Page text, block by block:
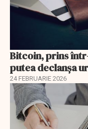
Bitcoin, prins
putea declanșa
24 FEBRUARIE 2026